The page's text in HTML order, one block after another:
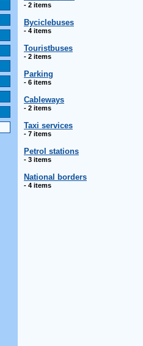
- 2 items
Byciclebuses
- 4 items
Touristbuses
- 2 items
Parking
- 6 items
Cableways
- 2 items
Taxi services
- 7 items
Petrol stations
- 3 items
National borders
- 4 items